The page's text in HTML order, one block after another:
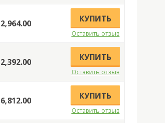
2,964.00 КУПИТЬ
Оставить отзыв
2,392.00 КУПИТЬ
Оставить отзыв
6,812.00 КУПИТЬ
Оставить отзыв